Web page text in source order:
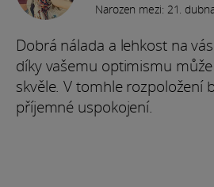
Narozen mezi: 21.
Dobrá nálada a lehkost na
díky vašemu optimismu
skvěle. V tomhle rozpoložení
příjemné uspokojení.